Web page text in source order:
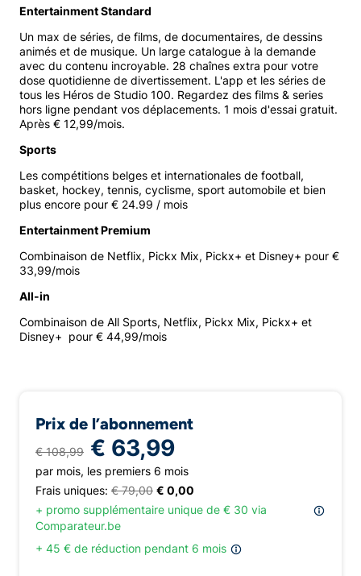
Entertainment Standard
Un max de séries, de films, de documentaires, de dessins
animés et de musique. Un large catalogue à la demande
avec du contenu incroyable. 28 chaînes extra pour votre
dose quotidienne de divertissement. L'app et les séries de
tous les Héros de Studio 100. Regardez des films & series
hors ligne pendant vos déplacements. 1 mois d'essai gratuit.
Après € 12,99/mois.
Sports
Les compétitions belges et internationales de football,
basket, hockey, tennis, cyclisme, sport automobile et bien
plus encore pour € 24.99 / mois
Entertainment Premium
Combinaison de Netflix, Pickx Mix, Pickx+ et Disney+ pour €
33,99/mois
All-in
Combinaison de All Sports, Netflix, Pickx Mix, Pickx+ et
Disney+ pour € 44,99/mois
Prix de l’abonnement
€ 108,99 € 63,99
par mois, les premiers 6 mois
Frais uniques: € 79,00 € 0,00
+ promo supplémentaire unique de € 30 via
Comparateur.be
+ 45 € de réduction pendant 6 mois